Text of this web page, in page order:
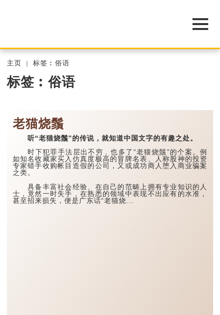
主页 标签︰俗语
标签︰俗语
老猫烧鬚
听“老猫烧鬚”的传说，就知道中国文字的有趣之处。
时下犯罪手法层出不穷﹐也多了“老猫烧鬚”的个案。例
如知名收藏家买入仿真度极高的冒牌名表、人称股神的投资
专家错手收购帐目造假的公司，又或成功商人堕入商业骗案
之类。
具备丰富社会经验、在自己的范畴上拥有专业知识的人
士，竟然一时失手，在熟悉的领域中表现不出应有的水准，
甚至招来损失，便是广东话“老猫烧...